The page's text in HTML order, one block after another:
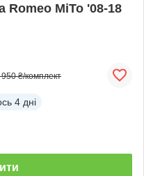
Romeo MiTo '08-18
₴/комплект
4 дні